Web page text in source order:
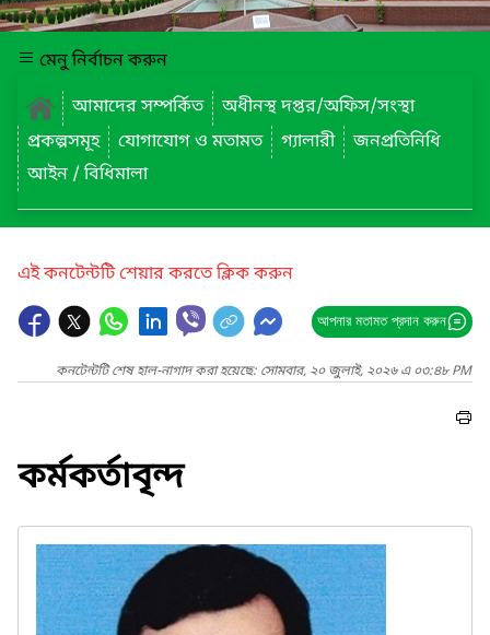
মেনু নির্বাচন করুন
আমাদের সম্পর্কিত
অধীনস্থ দপ্তর/অফিস/সংস্থা
প্রকল্পসমূহ
যোগাযোগ ও মতামত গ্যালারী
জনপ্রতিনিধি
আইন / বিধিমালা
এই কনটেন্টটি শেয়ার করতে ক্লিক করুন
আপনার মতামত প্রদান করুন
কনটেন্টটি শেষ হাল-নাগাদ করা হয়েছে: সোমবার, ২০ জুলাই, ২০২৬ এ ০৩:৪৮ PM
কর্মকর্তাবৃন্দ